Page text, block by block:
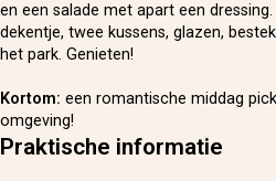
en een salade met apart een
dekentje, twee kussens, glazen,
het park. Genieten!
Kortom: een romantische middag
omgeving!
Praktische informatie